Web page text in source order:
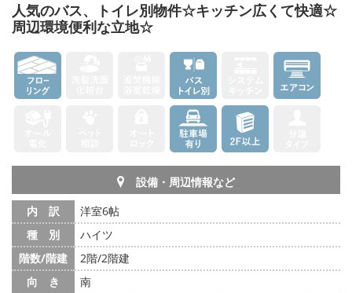
人気のバス、トイレ別物件☆キッチン広くて快適☆
周辺環境便利な立地☆
設備・周辺情報など
内 訳
洋室6帖
種 別
ハイツ
階数/階建
2階/2階建
向 き
南